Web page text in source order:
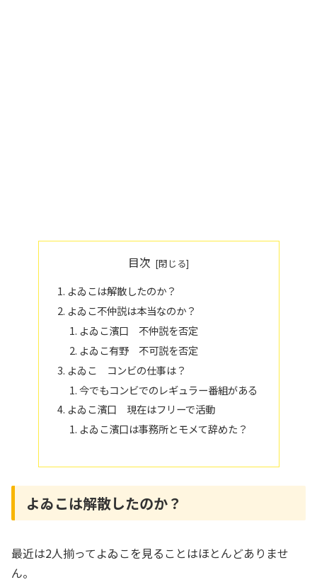
目次
よゐこは解散したのか？
よゐこ不仲説は本当なのか？
よゐこ濱口 不仲説を否定
よゐこ有野 不可説を否定
よゐこ コンビの仕事は？
今でもコンビでのレギュラー番組がある
よゐこ濱口 現在はフリーで活動
よゐこ濱口は事務所とモメて辞めた？
よゐこは解散したのか？
最近は2人揃ってよゐこを見ることはほとんどありませ
ん。